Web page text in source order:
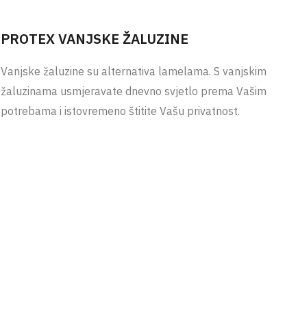
PROTEX VANJSKE ŽALUZINE
Vanjske žaluzine su alternativa lamelama. S vanjskim
žaluzinama usmjeravate dnevno svjetlo prema Vašim
potrebama i istovremeno štitite Vašu privatnost.